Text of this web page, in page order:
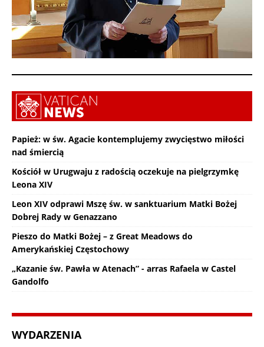
Papież: w św. Agacie kontemplujemy zwycięstwo miłości
nad śmiercią
Kościół w Urugwaju z radością oczekuje na pielgrzymkę
Leona XIV
Leon XIV odprawi Mszę św. w sanktuarium Matki Bożej
Dobrej Rady w Genazzano
Pieszo do Matki Bożej – z Great Meadows do
Amerykańskiej Częstochowy
„Kazanie św. Pawła w Atenach” - arras Rafaela w Castel
Gandolfo
WYDARZENIA